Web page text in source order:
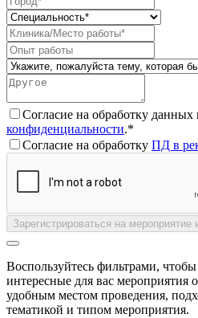
Согласие на обработку данных
конфиденциальности.*
Согласие на обработку ПД в
Зарегистрироваться на мероприятие
Воспользуйтесь фильтрами,
интересные для вас мероприятия
удобным местом проведения,
тематикой и типом мероприятия.